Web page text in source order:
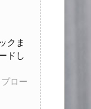
クま
ドし
ロー